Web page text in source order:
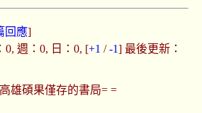
回應]
0, 週：0, 日：0, [+1 /-1] 最後更新：
高雄碩果僅存的書局= =